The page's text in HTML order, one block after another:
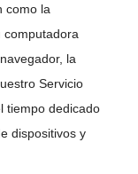
como la
computadora
la
Servicio
tiempo dedicado
dispositivos y